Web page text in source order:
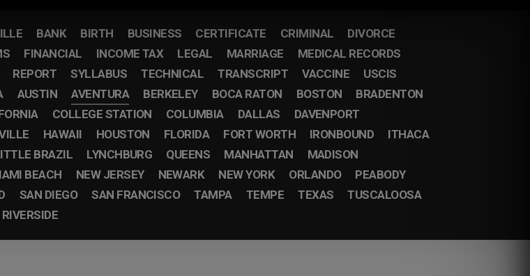
BANK BIRTH BUSINESS CERTIFICATE CRIMINAL
DIVORCE
FINANCIAL INCOME TAX LEGAL MARRIAGE
MEDICAL RECORDS
REPORT SYLLABUS TECHNICAL TRANSCRIPT VACCINE
USCIS
AUSTIN AVENTURA BERKELEY BOCA RATON BOSTON
BRADENTON
COLLEGE STATION COLUMBIA DALLAS
DAVENPORT
HAWAII HOUSTON FLORIDA FORT WORTH IRONBOUND
ITHACA
BRAZIL LYNCHBURG QUEENS MANHATTAN
MADISON
BEACH NEW JERSEY NEWARK NEW YORK ORLANDO
PEABODY
SAN DIEGO SAN FRANCISCO TAMPA TEMPE TEXAS
TUSCALOOSA
RIVERSIDE